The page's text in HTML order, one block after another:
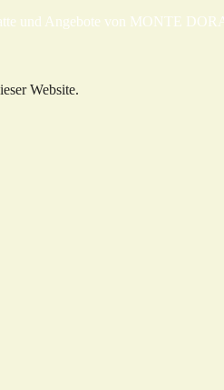
und Angebote von MONTE
Website.